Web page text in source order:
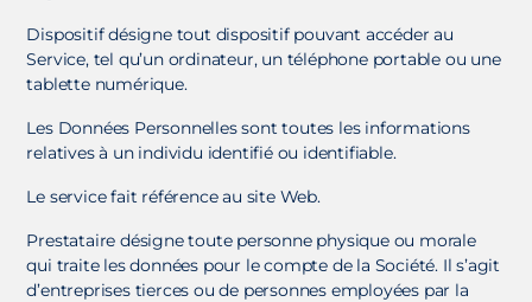
Dispositif désigne tout dispositif pouvant accéder au
Service, tel qu’un ordinateur, un téléphone portable ou une
tablette numérique.
Les Données Personnelles sont toutes les informations
relatives à un individu identifié ou identifiable.
Le service fait référence au site Web.
Prestataire désigne toute personne physique ou morale
qui traite les données pour le compte de la Société. Il s’agit
d’entreprises tierces ou de personnes employées par la